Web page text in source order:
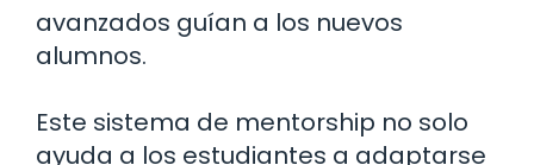
avanzados guían a los nuevos
alumnos.
Este sistema de mentorship no solo
ayuda a los estudiantes a adaptarse